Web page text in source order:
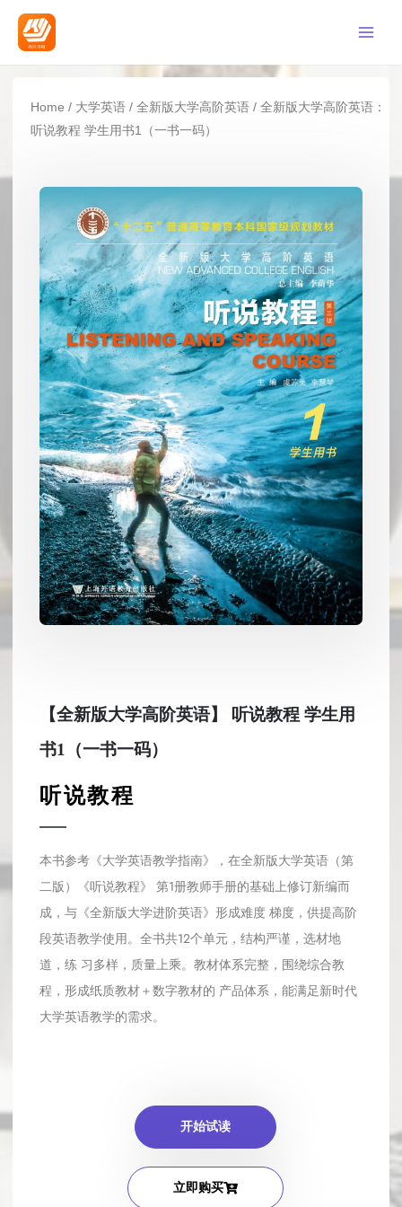
Home / 大学英语 / 全新版大学高阶英语 / 全新版大学高阶英语：
听说教程 学生用书1（一书一码）
【全新版大学高阶英语】 听说教程 学生用
书1（一书一码）
听说教程
本书参考《大学英语教学指南》，在全新版大学英语（第
二版）《听说教程》 第1册教师手册的基础上修订新编而
成，与《全新版大学进阶英语》形成难度 梯度，供提高阶
段英语教学使用。全书共12个单元，结构严谨，选材地
道，练 习多样，质量上乘。教材体系完整，围绕综合教
程，形成纸质教材＋数字教材的 产品体系，能满足新时代
大学英语教学的需求。
开始试读
立即购买